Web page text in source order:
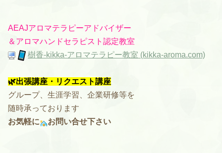
AEAJアロマテラピーアドバイザー
＆ アロマハンドセラピスト認定教室
樹香-kikka-アロマテラピー教室 (kikka-aroma.com)
🌿出張講座・リクエスト講座
グループ、生涯学習、企業研修等を
随時承っております
お気軽に
お問い合せ下さい